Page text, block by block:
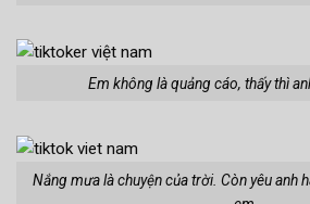
Em không là quảng cáo, thấy thì
Nắng mưa là chuyện của trời. Còn yêu anh